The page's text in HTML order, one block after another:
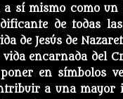
sí mismo como
de todas
de Jesús de
encarnada del
en símbolos
a una